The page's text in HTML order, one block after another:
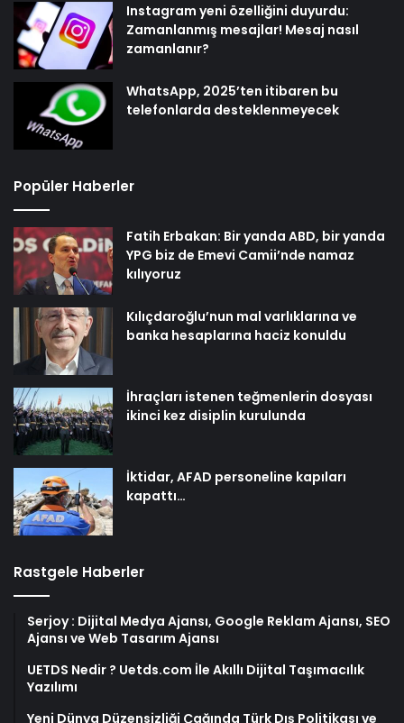
Instagram yeni özelliğini duyurdu:
Zamanlanmış mesajlar! Mesaj nasıl
zamanlanır?
WhatsApp, 2025’ten itibaren bu
telefonlarda desteklenmeyecek
Popüler Haberler
Fatih Erbakan: Bir yanda ABD, bir yanda
YPG biz de Emevi Camii’nde namaz
kılıyoruz
Kılıçdaroğlu’nun mal varlıklarına ve
banka hesaplarına haciz konuldu
İhraçları istenen teğmenlerin dosyası
ikinci kez disiplin kurulunda
İktidar, AFAD personeline kapıları
kapattı…
Rastgele Haberler
Serjoy : Dijital Medya Ajansı, Google Reklam Ajansı, SEO
Ajansı ve Web Tasarım Ajansı
UETDS Nedir ? Uetds.com İle Akıllı Dijital Taşımacılık
Yazılımı
Yeni Dünya Düzensizliği Çağında Türk Dış Politikası ve